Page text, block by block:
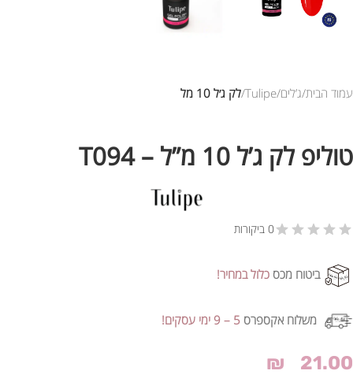
עמוד הבית ג’לים Tulipe לק ג׳ל 10 מל
טוליפ לק ג’ל 10 מ”ל – T094
0 ביקורות
ביטוח מכס כלול במחיר!
משלוח אקספרס 5 – 9 ימי עסקים!
₪ 21.00